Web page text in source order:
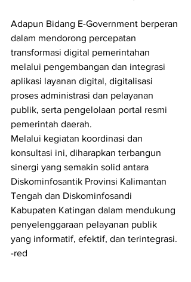
Adapun Bidang E-Government berperan
dalam mendorong percepatan
transformasi digital pemerintahan
melalui pengembangan dan integrasi
aplikasi layanan digital, digitalisasi
proses administrasi dan pelayanan
publik, serta pengelolaan portal resmi
pemerintah daerah.
Melalui kegiatan koordinasi dan
konsultasi ini, diharapkan terbangun
sinergi yang semakin solid antara
Diskominfosantik Provinsi Kalimantan
Tengah dan Diskominfosandi
Kabupaten Katingan dalam mendukung
penyelenggaraan pelayanan publik
yang informatif, efektif, dan terintegrasi.
-red